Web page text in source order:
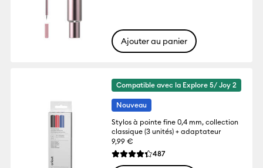
Ajouter au panier
Compatible avec la Explore 5/ Joy 2
Nouveau
Stylos à pointe fine 0,4 mm, collection
classique (3 unités) + adaptateur
9,99 €
La note moyenne de ce produit est 4.3
487Reviews